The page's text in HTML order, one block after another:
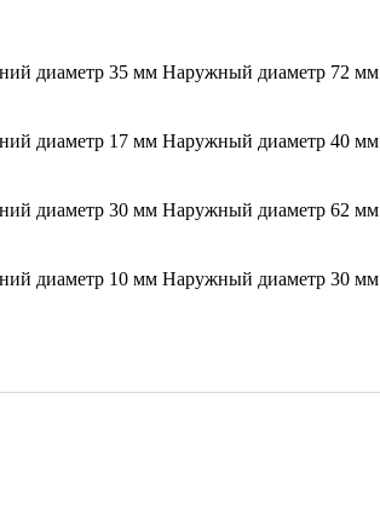
диаметр 35 мм Наружный диаметр 72 мм
диаметр 17 мм Наружный диаметр 40 мм
диаметр 30 мм Наружный диаметр 62 мм
диаметр 10 мм Наружный диаметр 30 мм